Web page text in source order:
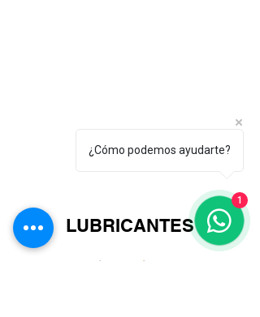
LUBRICANTES
¿Cómo podemos ayudarte?
1